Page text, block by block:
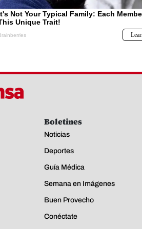
Boletines
Noticias
Deportes
Guía Médica
Semana en Imágenes
Buen Provecho
Conéctate